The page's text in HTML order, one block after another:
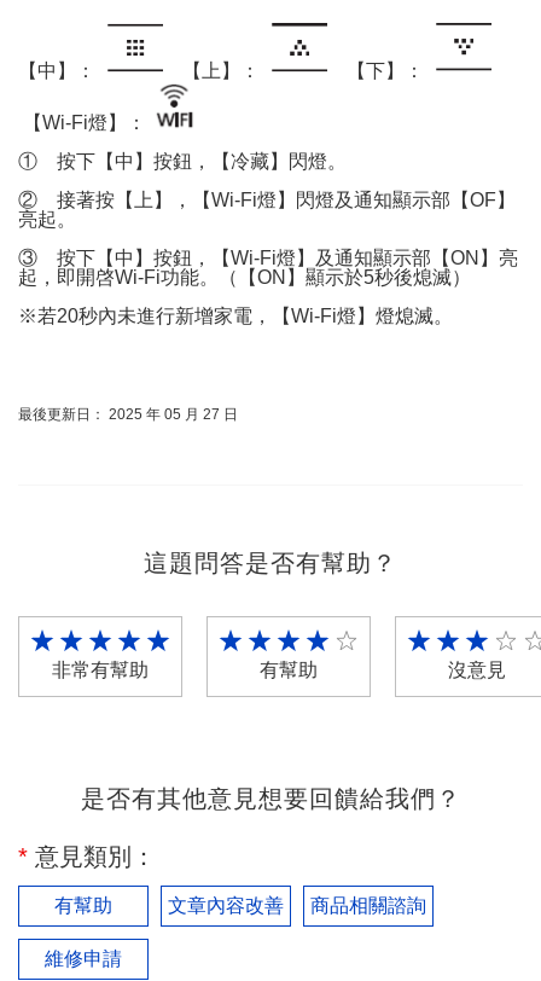
【中】： 【上】： 【下】：
【Wi-Fi燈】：
①
按下【中】按鈕，【冷藏】閃燈。
②
接著按【上】，【Wi-Fi燈】閃燈及通知顯示部【OF】
亮起。
③
按下【中】按鈕，【Wi-Fi燈】及通知顯示部【ON】亮
起，即開啓Wi-Fi功能。（【ON】顯示於5秒後熄滅）
※若20秒內未進行新增家電，【Wi-Fi燈】燈熄滅。
最後更新日： 2025 年 05 月 27 日
這題問答是否有幫助？
非常有幫助 有幫助 沒意見
是否有其他意見想要回饋給我們？
* 意見類別：
有幫助 文章內容改善 商品相關諮詢
維修申請